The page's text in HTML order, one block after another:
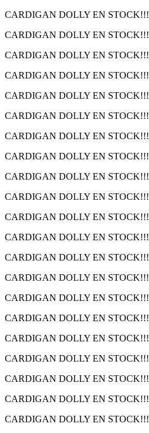
CARDIGAN DOLLY EN STOCK!!!
CARDIGAN DOLLY EN STOCK!!!
CARDIGAN DOLLY EN STOCK!!!
CARDIGAN DOLLY EN STOCK!!!
CARDIGAN DOLLY EN STOCK!!!
CARDIGAN DOLLY EN STOCK!!!
CARDIGAN DOLLY EN STOCK!!!
CARDIGAN DOLLY EN STOCK!!!
CARDIGAN DOLLY EN STOCK!!!
CARDIGAN DOLLY EN STOCK!!!
CARDIGAN DOLLY EN STOCK!!!
CARDIGAN DOLLY EN STOCK!!!
CARDIGAN DOLLY EN STOCK!!!
CARDIGAN DOLLY EN STOCK!!!
CARDIGAN DOLLY EN STOCK!!!
CARDIGAN DOLLY EN STOCK!!!
CARDIGAN DOLLY EN STOCK!!!
CARDIGAN DOLLY EN STOCK!!!
CARDIGAN DOLLY EN STOCK!!!
CARDIGAN DOLLY EN STOCK!!!
CARDIGAN DOLLY EN STOCK!!!